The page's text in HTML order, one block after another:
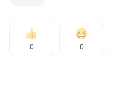
0 0